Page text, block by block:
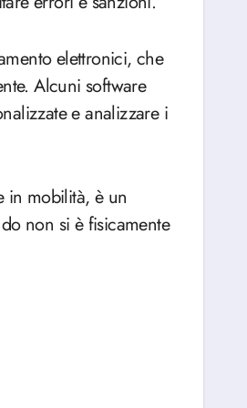
elettronici, che
Alcuni software
e analizzare i
in mobilità, è un
non si è fisicamente